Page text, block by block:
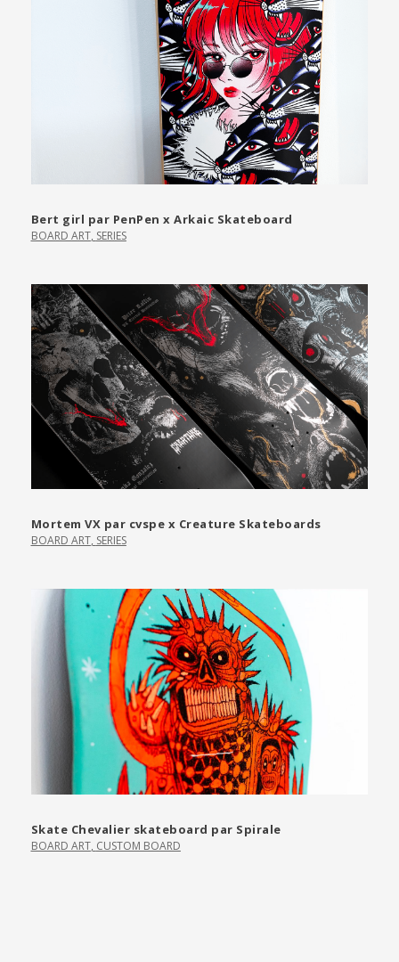
Bert girl par PenPen x Arkaic Skateboard
BOARD ART, SERIES
Mortem VX par cvspe x Creature Skateboards
BOARD ART, SERIES
Skate Chevalier skateboard par Spirale
BOARD ART, CUSTOM BOARD